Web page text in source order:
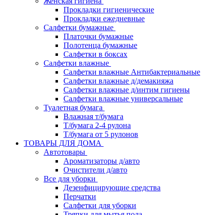
Прокладки гигиенические
Прокладки ежедневные
Салфетки бумажные
Платочки бумажные
Полотенца бумажные
Салфетки в боксах
Салфетки влажные
Салфетки влажные Антибактериальные
Салфетки влажные д/демакияжа
Салфетки влажные д/интим гигиены
Салфетки влажные универсальные
Туалетная бумага
Влажная т/бумага
Т/бумага 2-4 рулона
Т/бумага от 5 рулонов
ТОВАРЫ ДЛЯ ДОМА
Автотовары
Ароматизаторы д/авто
Очистители д/авто
Все для уборки
Дезенфицирующие средства
Перчатки
Салфетки для уборки